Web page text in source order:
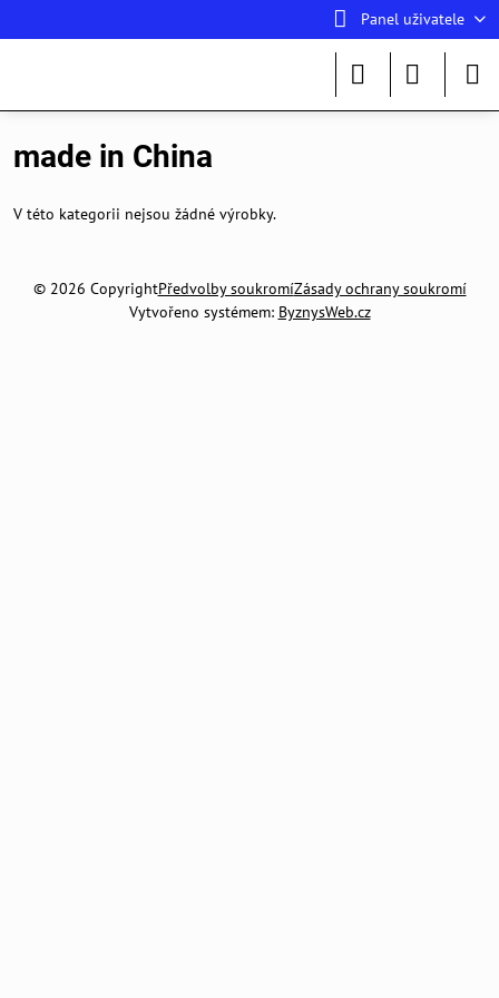
Panel uživatele
made in China
V této kategorii nejsou žádné výrobky.
© 2026 CopyrightPředvolby soukromíZásady ochrany soukromí
Vytvořeno systémem: ByznysWeb.cz